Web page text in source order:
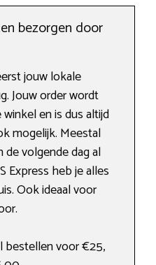
bezorgen door
jouw lokale
Jouw order wordt
en is dus altijd
mogelijk. Meestal
volgende dag al
Express heb je alles
Ook ideaal voor
bestellen voor €25,